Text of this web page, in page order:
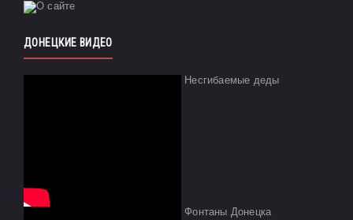
ДОНЕЦКИЕ ВИДЕО
Несгибаемые деды
Фонтаны Донецка